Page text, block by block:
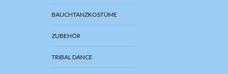
BAUCHTANZKOSTÜME
ZUBEHÖR
TRIBAL DANCE